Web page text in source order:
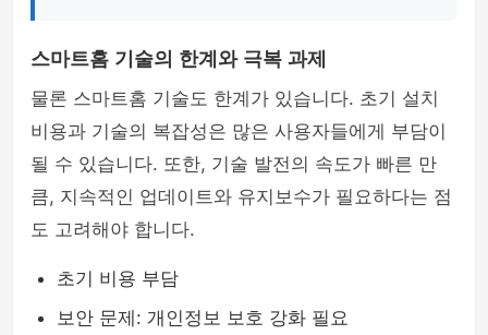
스마트홈 기술의 한계와 극복 과제
물론 스마트홈 기술도 한계가 있습니다. 초기 설치
비용과 기술의 복잡성은 많은 사용자들에게 부담이
될 수 있습니다. 또한, 기술 발전의 속도가 빠른 만
큼, 지속적인 업데이트와 유지보수가 필요하다는 점
도 고려해야 합니다.
초기 비용 부담
보안 문제: 개인정보 보호 강화 필요